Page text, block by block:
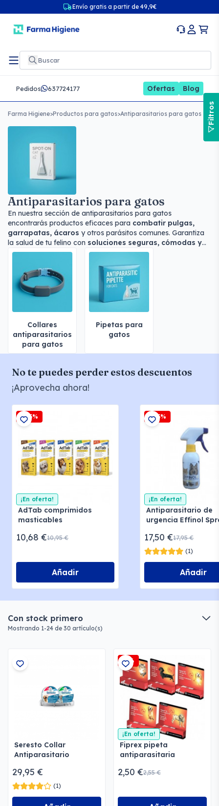
Envío gratis a partir de 49,9€
Pedidos 637724177 Ofertas Blog
Farma Higiene>Productos para gatos>Antiparasitarios para gatos
Antiparasitarios para gatos
En nuestra sección de antiparasitarios para gatos
encontrarás productos eficaces para combatir pulgas,
garrapatas, ácaros y otros parásitos comunes. Garantiza
la salud de tu felino con soluciones seguras, cómodas y
efectivas.
Collares
antiparasitarios
para gatos
Pipetas para
gatos
No te puedes perder estos descuentos
¡Aprovecha ahora!
-2,5%
¡En oferta!
AdTab comprimidos
masticables
10,68 €10,95 €
Añadir
-2,5%
¡En oferta!
Antiparasitario de
urgencia Effinol
17,50 €17,95 €
(1)
Añadir
Con stock primero
Mostrando 1-24 de 30 artículo(s)
Seresto Collar
Antiparasitario
29,95 €
(1)
-2%
¡En oferta!
Fiprex pipeta
antiparasitaria
2,50 €2,55 €
Filtros